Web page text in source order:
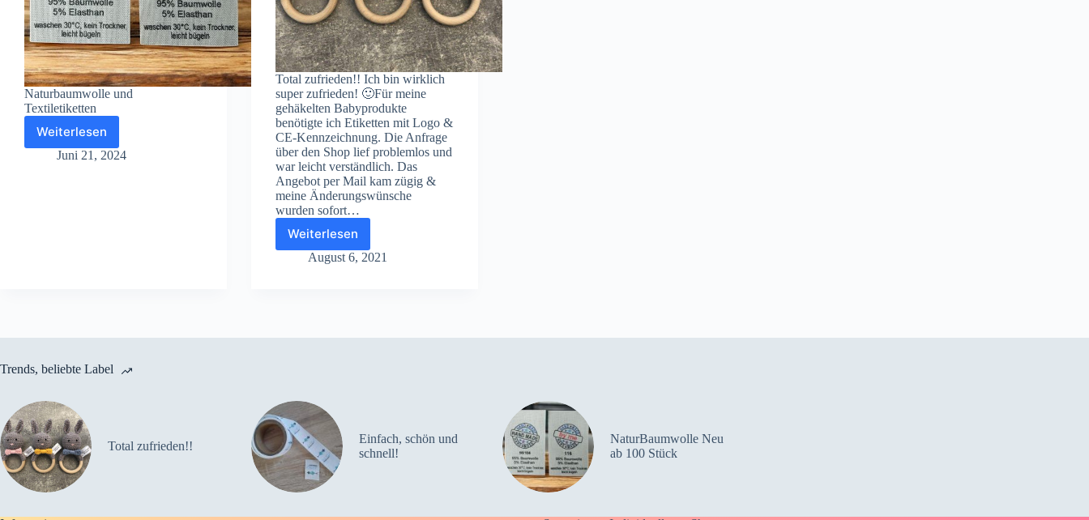
Naturbaumwolle und
Textiletiketten
WeiterlesenNaturBaumwolle
Neu
Juni 21, 2024
Total zufrieden!! Ich bin wirklich
super zufrieden! 🙂Für meine
gehäkelten Babyprodukte
benötigte ich Etiketten mit Logo &
CE-Kennzeichnung. Die Anfrage
über den Shop lief problemlos und
war leicht verständlich. Das
Angebot per Mail kam zügig &
meine Änderungswünsche
wurden sofort…
Weiterlesen
Total
zufrieden!!
August 6, 2021
Trends, beliebte Label
Total zufrieden!!
Einfach, schön und
schnell!
NaturBaumwolle Neu
ab 100 Stück